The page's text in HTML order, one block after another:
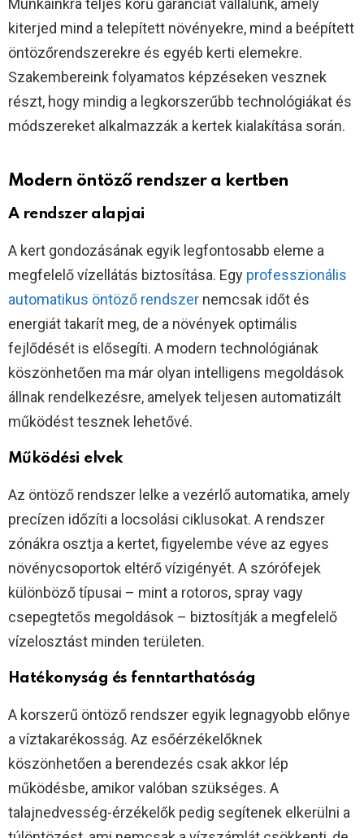
Munkáinkra teljes körű garanciát vállalunk, amely
kiterjed mind a telepített növényekre, mind a beépített
öntözőrendszerekre és egyéb kerti elemekre.
Szakembereink folyamatos képzéseken vesznek
részt, hogy mindig a legkorszerűbb technológiákat és
módszereket alkalmazzák a kertek kialakítása során.
Modern öntöző rendszer a kertben
A rendszer alapjai
A kert gondozásának egyik legfontosabb eleme a
megfelelő vízellátás biztosítása. Egy professzionális
automatikus öntöző rendszer nemcsak időt és
energiát takarít meg, de a növények optimális
fejlődését is elősegíti. A modern technológiának
köszönhetően ma már olyan intelligens megoldások
állnak rendelkezésre, amelyek teljesen automatizált
működést tesznek lehetővé.
Működési elvek
Az öntöző rendszer lelke a vezérlő automatika, amely
precízen időzíti a locsolási ciklusokat. A rendszer
zónákra osztja a kertet, figyelembe véve az egyes
növénycsoportok eltérő vízigényét. A szórófejek
különböző típusai – mint a rotoros, spray vagy
csepegtetős megoldások – biztosítják a megfelelő
vízelosztást minden területen.
Hatékonyság és fenntarthatóság
A korszerű öntöző rendszer egyik legnagyobb előnye
a víztakarékosság. Az esőérzékelőknek
köszönhetően a berendezés csak akkor lép
működésbe, amikor valóban szükséges. A
talajnedvesség-érzékelők pedig segítenek elkerülni a